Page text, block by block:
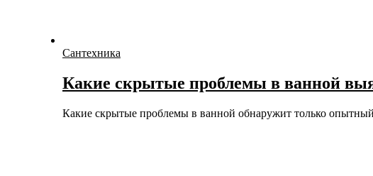
Сантехника
Какие скрытые проблемы в ванной
Какие скрытые проблемы в ванной обнаружит только